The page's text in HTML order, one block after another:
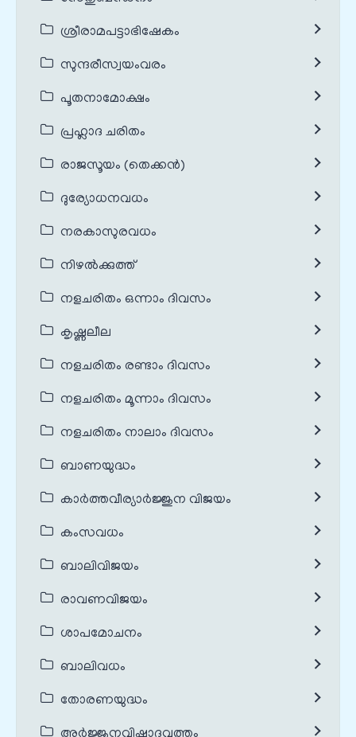
ശ്രീരാമപട്ടാഭിഷേകം
സുന്ദരീസ്വയംവരം
പൂതനാമോക്ഷം
പ്രഹ്ലാദ ചരിതം
രാജസൂയം (തെക്കൻ)
ദുര്യോധനവധം
നരകാസുരവധം
നിഴൽക്കുത്ത്
നളചരിതം ഒന്നാം ദിവസം
കൃഷ്ണലീല
നളചരിതം രണ്ടാം ദിവസം
നളചരിതം മൂന്നാം ദിവസം
നളചരിതം നാലാം ദിവസം
ബാണയുദ്ധം
കാർത്തവീര്യാർജ്ജുന വിജയം
കംസവധം
ബാലിവിജയം
രാവണവിജയം
ശാപമോചനം
ബാലിവധം
തോരണയുദ്ധം